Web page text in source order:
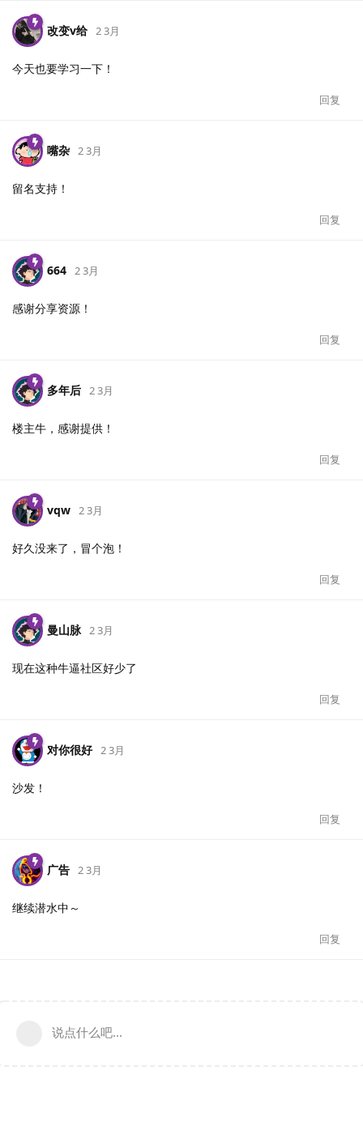
改变v给 2 3月
今天也要学习一下！
回复
嘴杂 2 3月
留名支持！
回复
664 2 3月
感谢分享资源！
回复
多年后 2 3月
楼主牛，感谢提供！
回复
vqw 2 3月
好久没来了，冒个泡！
回复
曼山脉 2 3月
现在这种牛逼社区好少了
回复
对你很好 2 3月
沙发！
回复
广告 2 3月
继续潜水中～
回复
说点什么吧...